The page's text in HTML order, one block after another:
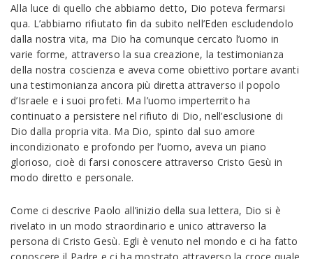
Alla luce di quello che abbiamo detto, Dio poteva fermarsi
qua. L’abbiamo rifiutato fin da subito nell’Eden escludendolo
dalla nostra vita, ma Dio ha comunque cercato l’uomo in
varie forme, attraverso la sua creazione, la testimonianza
della nostra coscienza e aveva come obiettivo portare avanti
una testimonianza ancora più diretta attraverso il popolo
d’Israele e i suoi profeti. Ma l’uomo imperterrito ha
continuato a persistere nel rifiuto di Dio, nell’esclusione di
Dio dalla propria vita. Ma Dio, spinto dal suo amore
incondizionato e profondo per l’uomo, aveva un piano
glorioso, cioè di farsi conoscere attraverso Cristo Gesù in
modo diretto e personale.
Come ci descrive Paolo all’inizio della sua lettera, Dio si è
rivelato in un modo straordinario e unico attraverso la
persona di Cristo Gesù. Egli è venuto nel mondo e ci ha fatto